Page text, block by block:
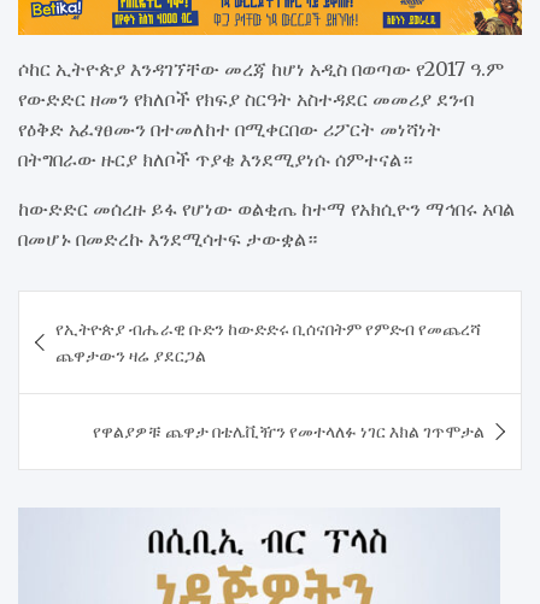
ሶከር ኢትዮጵያ እንዳገኘቸው መረጃ ከሆነ አዲስ በወጣው የ2017 ዓ.ም
የውድድር ዘመን የክለቦች የክፍያ ስርዓት አስተዳደር መመሪያ ደንብ
የዕቅድ አፈፃፀሙን በተመለከተ በሚቀርበው ሪፖርት መነሻነት
በትግበራው ዙርያ ክለቦች ጥያቄ እንደሚያነሱ ሰምተናል።
ከውድድር መሰረዙ ይፋ የሆነው ወልቂጤ ከተማ የአክሲዮን ማኅበሩ አባል
በመሆኑ በመድረኩ እንደሚሳተፍ ታውቋል።
navigation
የኢትዮጵያ ብሔራዊ ቡድን ከውድድሩ ቢሰናበትም የምድብ የመጨረሻ
ጨዋታውን ዛሬ ያደርጋል
የዋልያዎቹ ጨዋታ በቴሌቪዥን የመተላለፉ ነገር እክል ገጥሞታል